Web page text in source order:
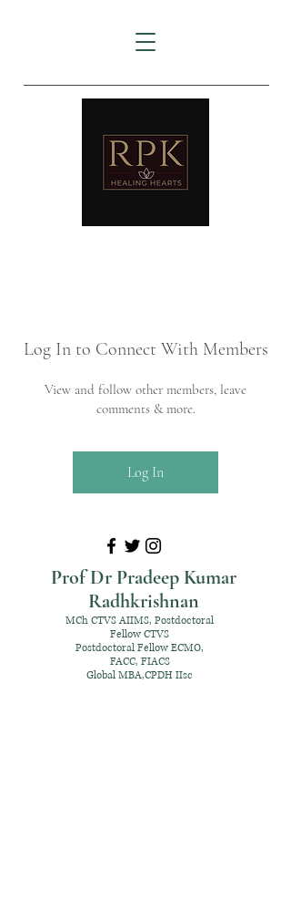
Prof Dr Pradeep Kumar
Radhkrishnan
Log In to Connect With Members
View and follow other members, leave
comments & more.
Log In
MCh CTVS AIIMS, Postdoctoral
Fellow CTVS
Postdoctoral Fellow ECMO,
FACC, FIACS
Global MBA,CPDH IIsc